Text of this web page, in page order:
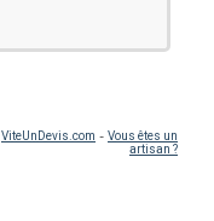
ViteUnDevis.com - Vous êtes un
artisan ?